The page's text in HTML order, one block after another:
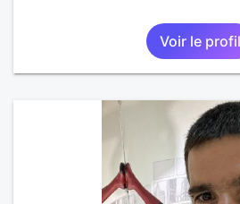
Voir le profil